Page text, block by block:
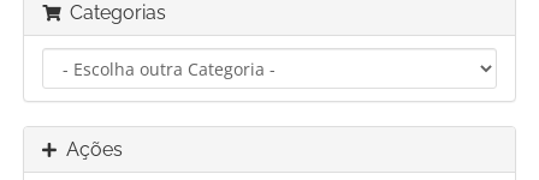
Categorias
Ações